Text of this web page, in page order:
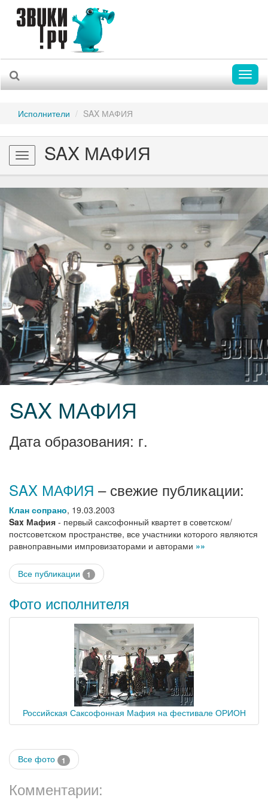
Исполнители SAX МАФИЯ
Toggle
navigation
SAX МАФИЯ
SAX МАФИЯ
Дата образования: г.
SAX МАФИЯ – свежие публикации:
Клан сопрано, 19.03.2003
Sax Мафия - первый саксофонный квартет в советском/
постсоветском пространстве, все участники которого являются
равноправными импровизаторами и авторами »»
Все публикации 1
Фото исполнителя
Российская Саксофонная Мафия на фестивале ОРИОН
Все фото 1
Комментарии: